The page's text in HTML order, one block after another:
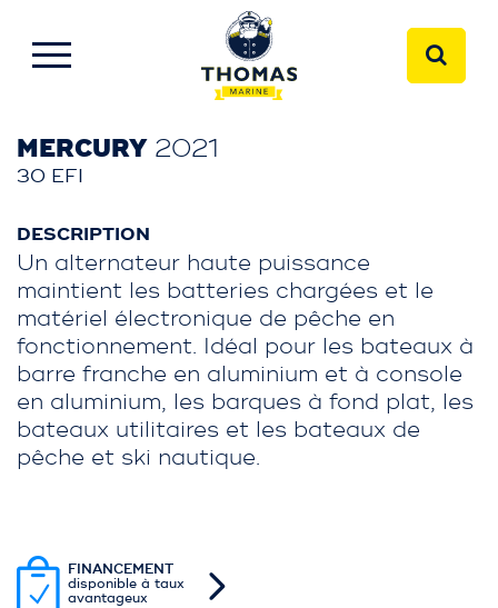
MERCURY 2021
30 EFI
DESCRIPTION
Un alternateur haute puissance
maintient les batteries chargées et le
matériel électronique de pêche en
fonctionnement. Idéal pour les bateaux à
barre franche en aluminium et à console
en aluminium, les barques à fond plat, les
bateaux utilitaires et les bateaux de
pêche et ski nautique.
FINANCEMENT
disponible à taux
avantageux